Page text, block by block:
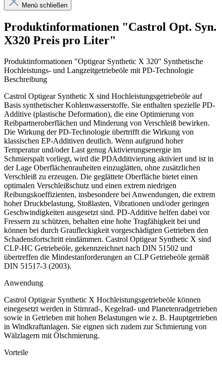
Menü schließen
Produktinformationen "Castrol Opt. Syn.
X320 Preis pro Liter"
Produktinformationen "Optigear Synthetic X 320" Synthetische
Hochleistungs- und Langzeitgetriebeöle mit PD-Technologie
Beschreibung
Castrol Optigear Synthetic X sind Hochleistungsgetriebeöle auf
Basis synthetischer Kohlenwasserstoffe. Sie enthalten spezielle PD-
Additive (plastische Deformation), die eine Optimierung von
Reibpartneroberflächen und Minderung von Verschleiß bewirken.
Die Wirkung der PD-Technologie übertrifft die Wirkung von
klassischen EP-Additiven deutlich. Wenn aufgrund hoher
Temperatur und/oder Last genug Aktivierungsenergie im
Schmierspalt vorliegt, wird die PDAdditivierung aktiviert und ist in
der Lage Oberflächenrauheiten einzuglätten, ohne zusätzlichen
Verschleiß zu erzeugen. Die geglättete Oberfläche bietet einen
optimalen Verschleißschutz und einen extrem niedrigen
Reibungskoeffizienten, insbesondere bei Anwendungen, die extrem
hoher Druckbelastung, Stoßlasten, Vibrationen und/oder geringen
Geschwindigkeiten ausgesetzt sind. PD-Additive helfen dabei vor
Fressern zu schützen, behalten eine hohe Tragfähigkeit bei und
können bei durch Graufleckigkeit vorgeschädigten Getrieben den
Schadensfortschritt eindämmen. Castrol Optigear Synthetic X sind
CLP-HC Getriebeöle, gekennzeichnet nach DIN 51502 und
übertreffen die Mindestanforderungen an CLP Getriebeöle gemäß
DIN 51517-3 (2003).
Anwendung
Castrol Optigear Synthetic X Hochleistungsgetriebeöle können
einegesetzt werden in Stirnrad-, Kegelrad- und Planetenradgetrieben
sowie in Getrieben mit hohen Belastungen wie z. B. Hauptgetrieben
in Windkraftanlagen. Sie eignen sich zudem zur Schmierung von
Wälzlagern mit Ölschmierung.
Vorteile